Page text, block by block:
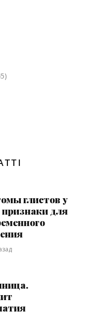
глистов у
признаки для